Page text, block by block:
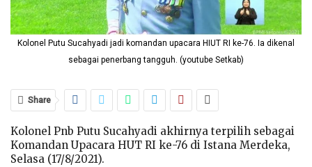
Kolonel Putu Sucahyadi jadi komandan upacara HIUT RI ke-76. Ia dikenal
sebagai penerbang tangguh. (youtube Setkab)
Share
Kolonel Pnb Putu Sucahyadi akhirnya terpilih sebagai
Komandan Upacara HUT RI ke-76 di Istana Merdeka,
Selasa (17/8/2021).